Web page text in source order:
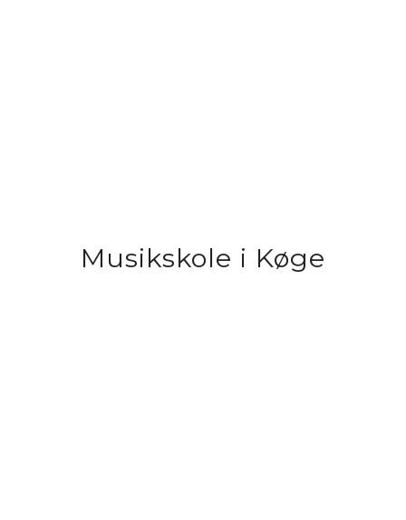
Musikskole i Køge